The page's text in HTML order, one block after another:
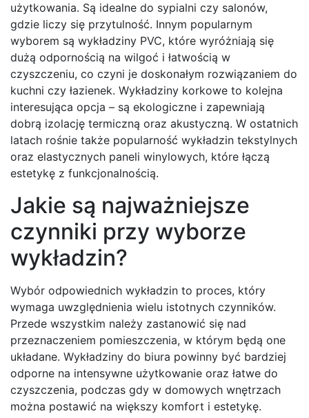
użytkowania. Są idealne do sypialni czy salonów,
gdzie liczy się przytulność. Innym popularnym
wyborem są wykładziny PVC, które wyróżniają się
dużą odpornością na wilgoć i łatwością w
czyszczeniu, co czyni je doskonałym rozwiązaniem do
kuchni czy łazienek. Wykładziny korkowe to kolejna
interesująca opcja – są ekologiczne i zapewniają
dobrą izolację termiczną oraz akustyczną. W ostatnich
latach rośnie także popularność wykładzin tekstylnych
oraz elastycznych paneli winylowych, które łączą
estetykę z funkcjonalnością.
Jakie są najważniejsze
czynniki przy wyborze
wykładzin?
Wybór odpowiednich wykładzin to proces, który
wymaga uwzględnienia wielu istotnych czynników.
Przede wszystkim należy zastanowić się nad
przeznaczeniem pomieszczenia, w którym będą one
układane. Wykładziny do biura powinny być bardziej
odporne na intensywne użytkowanie oraz łatwe do
czyszczenia, podczas gdy w domowych wnętrzach
można postawić na większy komfort i estetykę.